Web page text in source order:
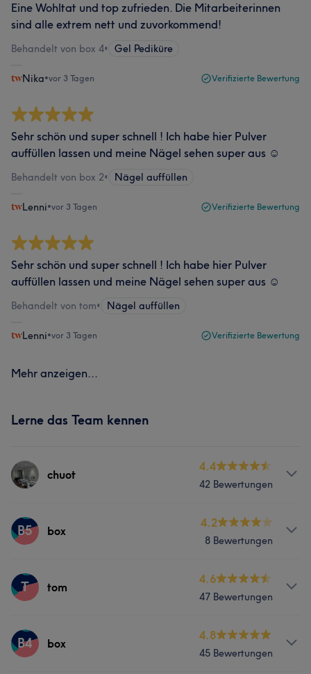
Eine Wohltat und top zufrieden. Die Mitarbeiterinnen
sind alle extrem nett und zuvorkommend!
Behandelt von box 4• Gel Pediküre
Nika•vor 3 Tagen Verifizierte Bewertung
Sehr schön und super schnell ! Ich habe hier Pulver
auffüllen lassen und meine Nägel sehen super aus ☺️
Behandelt von box 2• Nägel auffüllen
Lenni•vor 3 Tagen Verifizierte Bewertung
Sehr schön und super schnell ! Ich habe hier Pulver
auffüllen lassen und meine Nägel sehen super aus ☺️
Behandelt von tom• Nägel auffüllen
Lenni•vor 3 Tagen Verifizierte Bewertung
Mehr anzeigen...
Lerne das Team kennen
chuot
4.4
42 Bewertungen
Services
Portfolio
B5 box
4.2
8 Bewertungen
Services
T tom
4.6
47 Bewertungen
Services
B4 box
4.8
45 Bewertungen